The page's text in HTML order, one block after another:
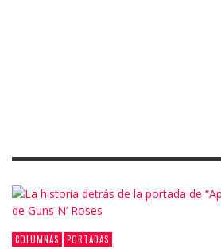
COLUMNAS PORTADAS